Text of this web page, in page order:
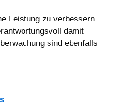
Leistung zu verbessern.
damit
sind ebenfalls